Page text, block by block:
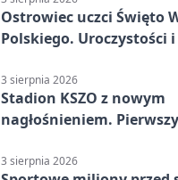
Ostrowiec uczci Święto
Polskiego. Uroczystości
3 sierpnia 2026
Stadion KSZO z nowym
nagłośnieniem.
3 sierpnia 2026